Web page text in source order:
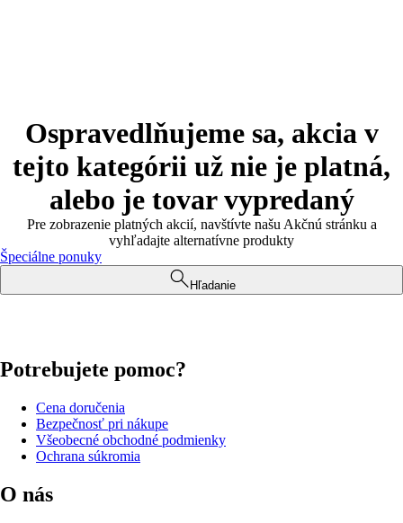
Ospravedlňujeme sa, akcia v
tejto kategórii už nie je platná,
alebo je tovar vypredaný
Pre zobrazenie platných akcií, navštívte našu Akčnú stránku a
vyhľadajte alternatívne produkty
Špeciálne ponuky
Hľadanie
Potrebujete pomoc?
Cena doručenia
Bezpečnosť pri nákupe
Všeobecné obchodné podmienky
Ochrana súkromia
O nás